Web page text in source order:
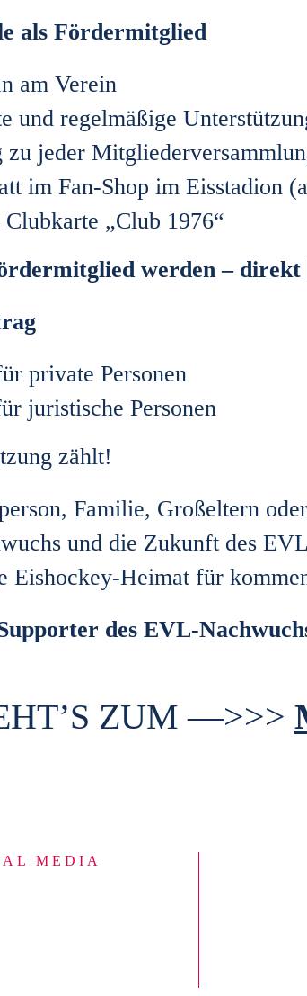
als Fördermitglied
am Verein
und regelmäßige
zu jeder
im Fan-Shop im Eisstadion
„Club 1976“
werden – direkt
private Personen
juristische Personen
zählt!
Familie, Großeltern
und die Zukunft des
Eishockey-Heimat für
des EVL-
ZUM —>>>
MEDIA